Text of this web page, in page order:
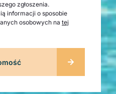
zgłoszenia.
informacji o sposobie
osobowych na tej